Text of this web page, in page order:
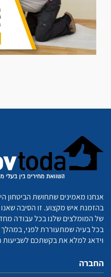
אנחנו מאמינים שתחושת הביטחון
בהזמנת איש מקצוע. זו הסיבה
של המומלצים שלנו בכל עבודה
בכל בעיה שמתעוררת לפני, במהלך
וידאג למלא את בקשתכם לשביעות
החברה